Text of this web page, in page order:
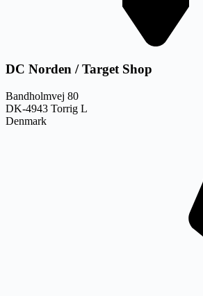
DC Norden / Target Shop
Bandholmvej 80
DK-4943 Torrig L
Denmark